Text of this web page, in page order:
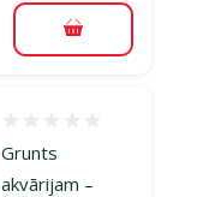
Pievienot grozam
Grunts
akvārijam –